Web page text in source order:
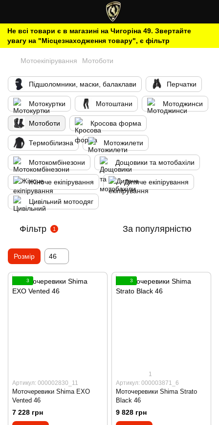
Не всі товари є в магазині на Чигоріна 49. Звертайте
увагу на "Місцезнаходження товару", є фільтр
Мотоекіпірування Мотоботи
Підшоломники, маски, балаклави Перчатки
Мотокуртки Мотоштани Мотоджинси
Мотоботи Кросова форма
Термобілизна Мотожилети
Мотокомбінезони Дощовики та мотобахіли
Жіноче екіпірування Дитяче екіпірування
Цивільний мотоодяг
Фільтр 1 За популярністю
Розмір 46
3
Артикул: 000002830_11
Моточеревики Shima EXO
Vented 46
7 228 грн
3
1
Артикул: 000003871_6
Моточеревики Shima Strato
Black 46
9 828 грн